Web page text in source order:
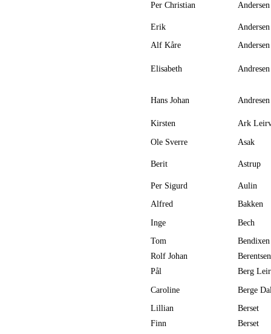
Per Christian Andersen
Erik
Andersen
Alf Kåre
Andersen
Elisabeth Andresen
Hans Johan Andresen
Kirsten Ark
Ole Sverre Asak
Berit Astrup
Per Sigurd
Aulin
Alfred
Bakken
Inge
Bech
Tom
Bendixen
Rolf Johan
Berentsen
Pål
Berg
Caroline
Berge
Lillian
Berset
Finn
Berset